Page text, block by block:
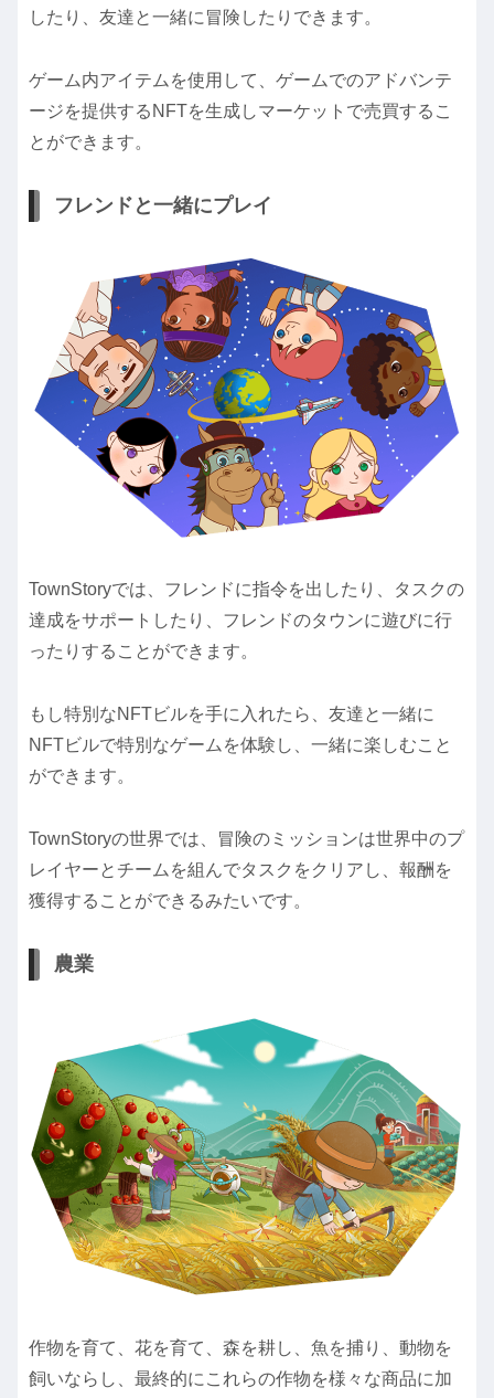
したり、友達と一緒に冒険したりできます。
ゲーム内アイテムを使用して、ゲームでのアドバンテ
ージを提供するNFTを生成しマーケットで売買するこ
とができます。
フレンドと一緒にプレイ
TownStoryでは、フレンドに指令を出したり、タスクの
達成をサポートしたり、フレンドのタウンに遊びに行
ったりすることができます。
もし特別なNFTビルを手に入れたら、友達と一緒に
NFTビルで特別なゲームを体験し、一緒に楽しむこと
ができます。
TownStoryの世界では、冒険のミッションは世界中のプ
レイヤーとチームを組んでタスクをクリアし、報酬を
獲得することができるみたいです。
農業
作物を育て、花を育て、森を耕し、魚を捕り、動物を
飼いならし、最終的にこれらの作物を様々な商品に加